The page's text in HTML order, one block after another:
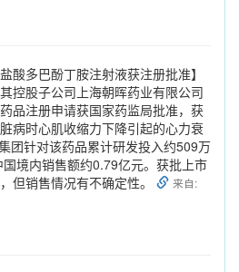
酸多巴酚丁胺注射液获注册批准】
控股子公司上海朝晖药业有限公司
品注册申请获国家药监局批准，获
病时心肌收缩力下降引起的心力衰
团针对该药品累计研发投入约509万
境内销售额约0.79亿元。获批上市
但销售情况有不确定性。
来自: